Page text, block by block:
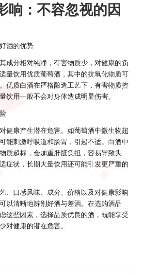
响：不容忽视的因
酒的优势
成分相对纯净，有害物质少，对健康的负
量饮用优质葡萄酒，其中的抗氧化物质可
优质白酒在严格酿造工艺下，有害物质控
饮用一般不会对身体造成明显伤害。
健康产生潜在危害。如葡萄酒中微生物超
能刺激呼吸道和肠胃，引起不适。白酒中
质超标，会加重肝脏负担，容易导致头
症状，长期大量饮用还可能引发更严重的
、口感风味、成分、价格以及对健康影响
以清晰地辨别好酒与差酒。在选购酒品
这些因素，选择品质优良的酒，既能享受
对健康的潜在危害。